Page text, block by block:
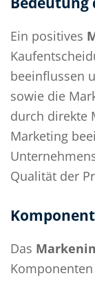
Ein positives
beeinflussen
sowie die
durch direkte
Marketing
Qualität der
Das